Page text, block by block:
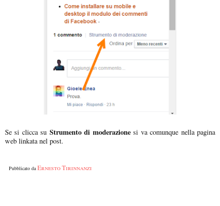
Se si clicca su Strumento di moderazionesi va comunque nella pagina
web linkata nel post.
Pubblicato daErnesto Tirinnanzi